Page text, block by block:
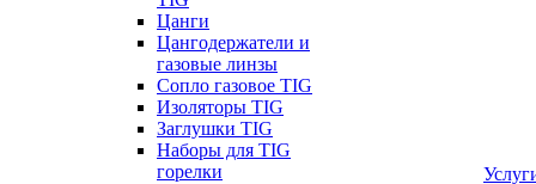
Цанги
Цангодержатели и
газовые линзы
Сопло газовое TIG
Изоляторы TIG
Заглушки TIG
Наборы для TIG
горелки